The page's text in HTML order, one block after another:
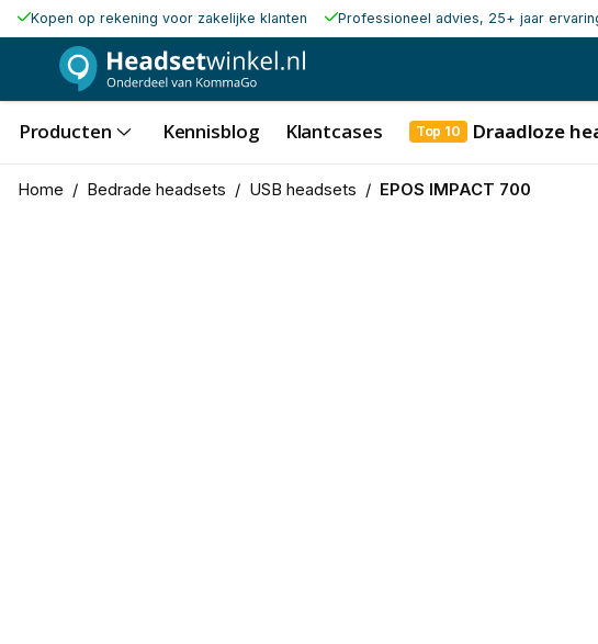
Kopen op rekening voor zakelijke klanten Professioneel advies, 25+ jaar
Producten Kennisblog Klantcases Top 10 Draadloze
Home / Bedrade headsets / USB headsets / EPOS IMPACT 700